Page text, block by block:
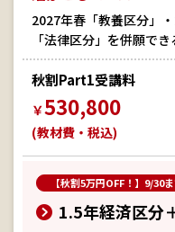
2027年春「教養区分」
「法律区分」を併願で
秋割Part1受講料
￥530,800
(教材費・税込)
【秋割5万円OFF！】9/30ま
1.5年経済区分